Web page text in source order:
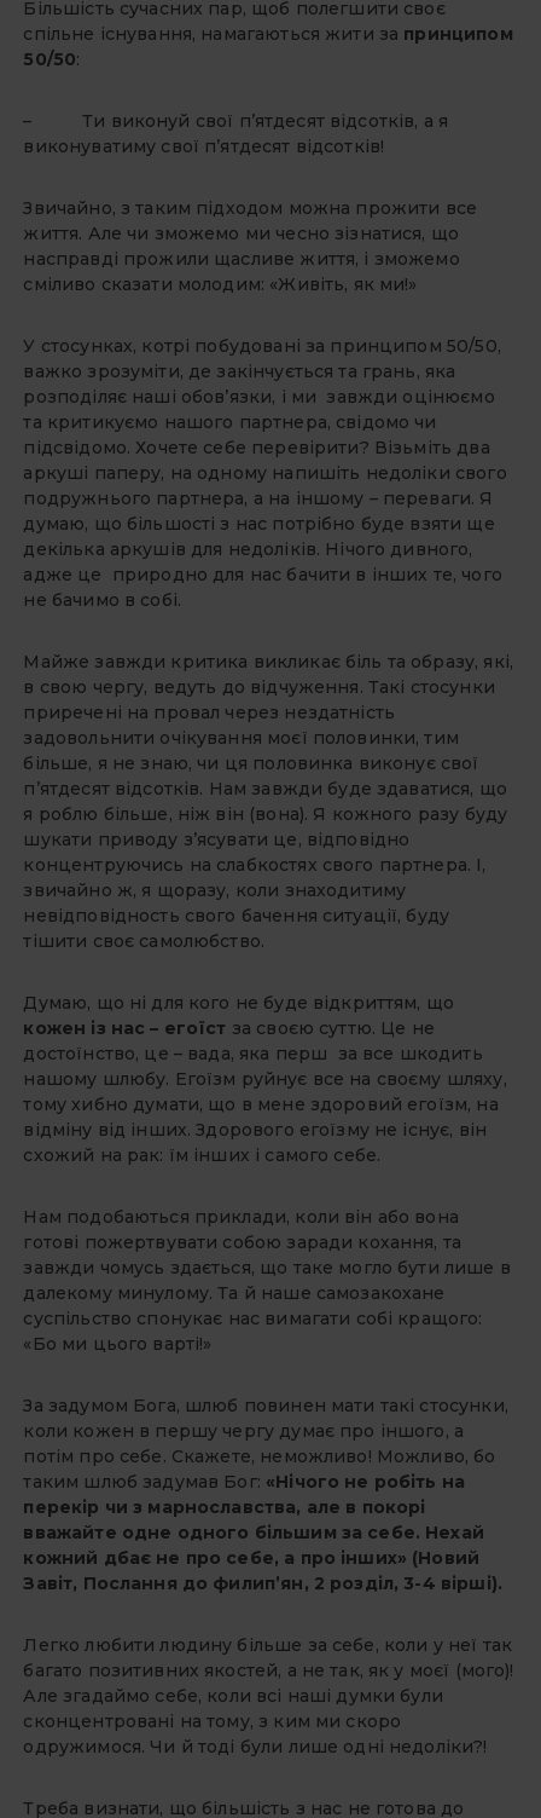
Більшість сучасних пар, щоб полегшити своє
спільне існування, намагаються жити за принципом
50/50:
– Ти виконуй свої п’ятдесят відсотків, а я
виконуватиму свої п’ятдесят відсотків!
Звичайно, з таким підходом можна прожити все
життя. Але чи зможемо ми чесно зізнатися, що
насправді прожили щасливе життя, і зможемо
сміливо сказати молодим: «Живіть, як ми!»
У стосунках, котрі побудовані за принципом 50/50,
важко зрозуміти, де закінчується та грань, яка
розподіляє наші обов’язки, і ми завжди оцінюємо
та критикуємо нашого партнера, свідомо чи
підсвідомо. Хочете себе перевірити? Візьміть два
аркуші паперу, на одному напишіть недоліки свого
подружнього партнера, а на іншому – переваги. Я
думаю, що більшості з нас потрібно буде взяти ще
декілька аркушів для недоліків. Нічого дивного,
адже це природно для нас бачити в інших те, чого
не бачимо в собі.
Майже завжди критика викликає біль та образу, які,
в свою чергу, ведуть до відчуження. Такі стосунки
приречені на провал через нездатність
задовольнити очікування моєї половинки, тим
більше, я не знаю, чи ця половинка виконує свої
п’ятдесят відсотків. Нам завжди буде здаватися, що
я роблю більше, ніж він (вона). Я кожного разу буду
шукати приводу з’ясувати це, відповідно
концентруючись на слабкостях свого партнера. І,
звичайно ж, я щоразу, коли знаходитиму
невідповідность свого бачення ситуації, буду
тішити своє самолюбство.
Думаю, що ні для кого не буде відкриттям, що
кожен із нас – егоїст за своєю суттю. Це не
достоїнство, це – вада, яка перш за все шкодить
нашому шлюбу. Егоїзм руйнує все на своєму шляху,
тому хибно думати, що в мене здоровий егоїзм, на
відміну від інших. Здорового егоїзму не існує, він
схожий на рак: їм інших і самого себе.
Нам подобаються приклади, коли він або вона
готові пожертвувати собою заради кохання, та
завжди чомусь здається, що таке могло бути лише в
далекому минулому. Та й наше самозакохане
суспільство спонукає нас вимагати собі кращого:
«Бо ми цього варті!»
За задумом Бога, шлюб повинен мати такі стосунки,
коли кожен в першу чергу думає про іншого, а
потім про себе. Скажете, неможливо! Можливо, бо
таким шлюб задумав Бог: «Нічого не робіть на
перекір чи з марнославства, але в покорі
вважайте одне одного більшим за себе. Нехай
кожний дбає не про себе, а про інших» (Новий
Завіт, Послання до филип’ян, 2 розділ, 3-4 вірші).
Легко любити людину більше за себе, коли у неї так
багато позитивних якостей, а не так, як у моєї (мого)!
Але згадаймо себе, коли всі наші думки були
сконцентровані на тому, з ким ми скоро
одружимося. Чи й тоді були лише одні недоліки?!
Треба визнати, що більшість з нас не готова до